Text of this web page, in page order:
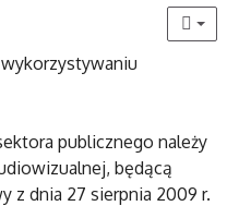
publicznego należy
będącą
z dnia 27 sierpnia 2009 r.